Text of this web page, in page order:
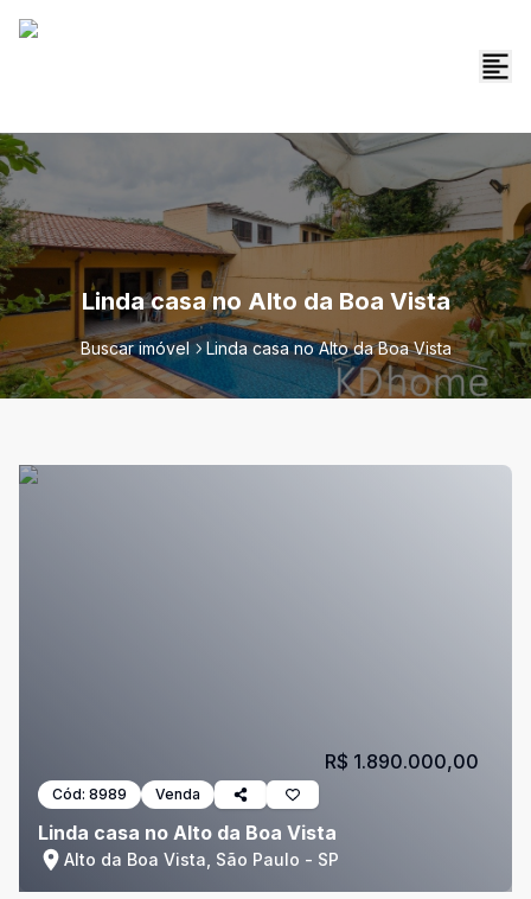
Linda casa no Alto da Boa Vista
Buscar imóvel Linda casa no Alto da Boa Vista
Cód: 8989 Venda
Linda casa no Alto da Boa Vista
Alto da Boa Vista, São Paulo - SP
R$ 1.890.000,00